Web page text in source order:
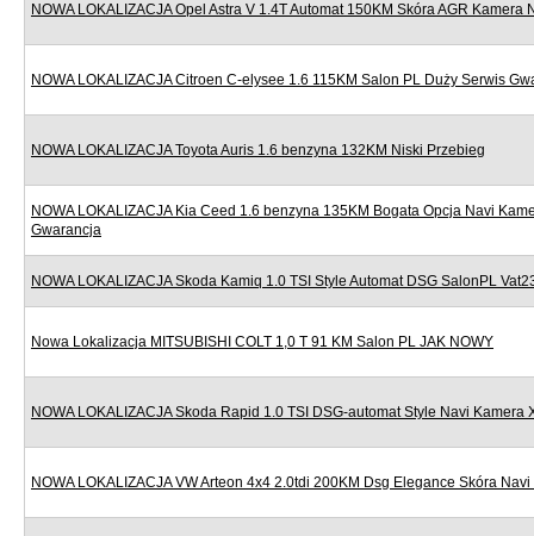
NOWA LOKALIZACJA Opel Astra V 1.4T Automat 150KM Skóra AGR Kamera
NOWA LOKALIZACJA Citroen C-elysee 1.6 115KM Salon PL Duży Serwis
NOWA LOKALIZACJA Toyota Auris 1.6 benzyna 132KM Niski Przebieg
NOWA LOKALIZACJA Kia Ceed 1.6 benzyna 135KM Bogata Opcja Navi
Gwarancja
NOWA LOKALIZACJA Skoda Kamiq 1.0 TSI Style Automat DSG SalonPL
Nowa Lokalizacja MITSUBISHI COLT 1,0 T 91 KM Salon PL JAK NOWY
NOWA LOKALIZACJA Skoda Rapid 1.0 TSI DSG-automat Style Navi Kamera
NOWA LOKALIZACJA VW Arteon 4x4 2.0tdi 200KM Dsg Elegance Skóra